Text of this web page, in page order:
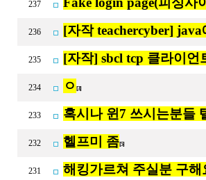
237
236 [자작 teachercyber]
235 [자작] sbcl tcp 클라이언
234 ㅇ [3]
233 혹시나 윈7 쓰시는분들
232 헬프미 좀[5]
231 해킹가르쳐 주실분 구해